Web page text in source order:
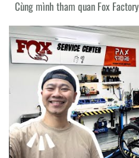
Cùng mình tham quan Fox